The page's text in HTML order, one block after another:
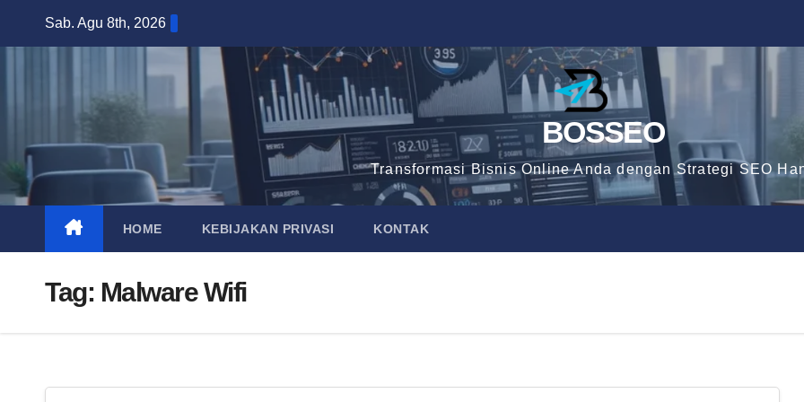
Sab. Agu 8th, 2026
BOSSEO
Transformasi Bisnis Online Anda dengan Strategi SEO
HOME KEBIJAKAN PRIVASI KONTAK
Tag: Malware Wifi